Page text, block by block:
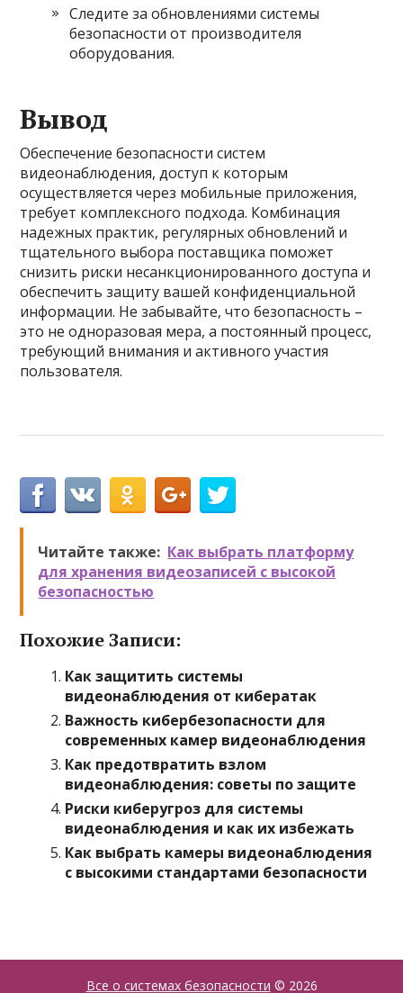
Следите за обновлениями системы
безопасности от производителя
оборудования.
Вывод
Обеспечение безопасности систем
видеонаблюдения, доступ к которым
осуществляется через мобильные приложения,
требует комплексного подхода. Комбинация
надежных практик, регулярных обновлений и
тщательного выбора поставщика поможет
снизить риски несанкционированного доступа и
обеспечить защиту вашей конфиденциальной
информации. Не забывайте, что безопасность –
это не одноразовая мера, а постоянный процесс,
требующий внимания и активного участия
пользователя.
Читайте также: Как выбрать платформу
для хранения видеозаписей с высокой
безопасностью
Похожие Записи:
Как защитить системы
видеонаблюдения от кибератак
Важность кибербезопасности для
современных камер видеонаблюдения
Как предотвратить взлом
видеонаблюдения: советы по защите
Риски киберугроз для системы
видеонаблюдения и как их избежать
Как выбрать камеры видеонаблюдения
с высокими стандартами безопасности
Все о системах безопасности © 2026